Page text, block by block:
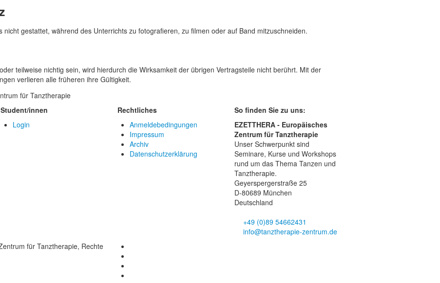
gestattet, während des Unterrichts zu fotografieren, zu filmen oder auf Band mitzuschneiden.
teilweise nichtig sein, wird hierdurch die Wirksamkeit der übrigen Vertragsteile nicht berührt. Mit der
verlieren alle früheren ihre Gültigkeit.
Student/innen
Login
Rechtliches
Anmeldebedingungen
Impressum
Archiv
Datenschutzerklärung
So finden Sie zu uns:
EZETTHERA - Europäisches
Zentrum für Tanztherapie
Unser Schwerpunkt sind
Seminare, Kurse und Workshops
rund um das Thema Tanzen und
Tanztherapie.
Geyerspergerstraße 25
D-80689 München
Deutschland
+49 (0)89 54662431
info@tanztherapie-zentrum.de
für Tanztherapie, Rechte